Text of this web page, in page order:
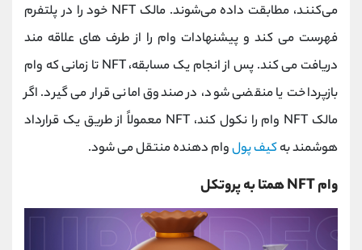
می‌کنند، مطابقت داده می‌شوند. مالک NFT خود را در پلتفرم
فهرست می کند و پیشنهادات وام را از طرف های علاقه مند
دریافت می کند. پس از انجام یک مسابقه، NFT تا زمانی که وام
بازپرداخت یا منقضی شود، در صندوق امانی قرار می گیرد. اگر
مالک NFT وام را نکول کند، NFT معمولاً از طریق یک قرارداد
هوشمند بهکیف پولوام دهنده منتقل می شود.
وام NFT همتا به پروتکل